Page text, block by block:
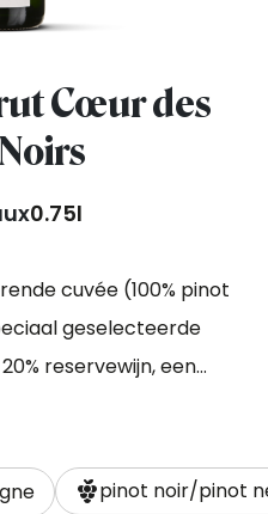
Cœur des
0.75l
cuvée (100% pinot
geselecteerde
reservewijn, een
voor extra
pinot noir/pinot